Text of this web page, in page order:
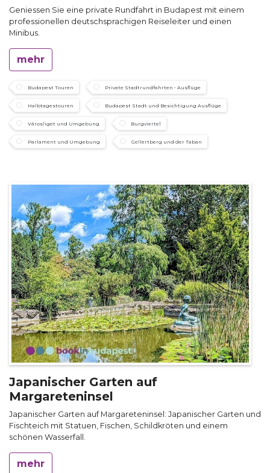
Geniessen Sie eine private Rundfahrt in Budapest mit einem
professionellen deutschsprachigen Reiseleiter und einen
Minibus.
mehr
Budapest Touren Private Stadtrundfahrten - Ausflüge
Halbtagestouren Budapest Stadt und Besichtigung Ausflüge
Városliget und Umgebung Burgviertel
Parlament und Umgebung Gellertberg und der Taban
Japanischer Garten auf
Margareteninsel
Japanischer Garten auf Margareteninsel: Japanischer Garten und
Fischteich mit Statuen, Fischen, Schildkröten und einem
schönen Wasserfall.
mehr